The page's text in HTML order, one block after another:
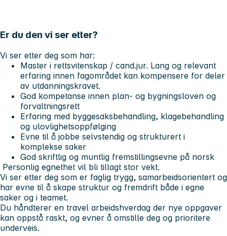
Er du den vi ser etter?
Vi ser etter deg som har:
Master i rettsvitenskap / cand.jur. Lang og relevant
erfaring innen fagområdet kan kompensere for deler
av utdanningskravet.
God kompetanse innen plan- og bygningsloven og
forvaltningsrett
Erfaring med byggesaksbehandling, klagebehandling
og ulovlighetsoppfølging
Evne til å jobbe selvstendig og strukturert i
komplekse saker
God skriftlig og muntlig fremstillingsevne på norsk
Personlig egnethet vil bli tillagt stor vekt.
Vi ser etter deg som er faglig trygg, samarbeidsorientert og
har evne til å skape struktur og fremdrift både i egne
saker og i teamet.
Du håndterer en travel arbeidshverdag der nye oppgaver
kan oppstå raskt, og evner å omstille deg og prioritere
underveis.